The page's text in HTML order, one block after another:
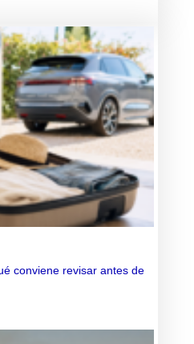
conviene revisar antes de